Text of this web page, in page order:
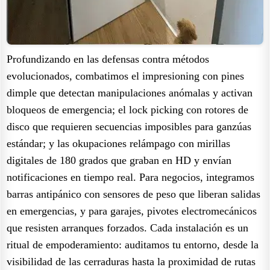
Profundizando en las defensas contra métodos
evolucionados, combatimos el impresioning con pines
dimple que detectan manipulaciones anómalas y activan
bloqueos de emergencia; el lock picking con rotores de
disco que requieren secuencias imposibles para ganzúas
estándar; y las okupaciones relámpago con mirillas
digitales de 180 grados que graban en HD y envían
notificaciones en tiempo real. Para negocios, integramos
barras antipánico con sensores de peso que liberan salidas
en emergencias, y para garajes, pivotes electromecánicos
que resisten arranques forzados. Cada instalación es un
ritual de empoderamiento: auditamos tu entorno, desde la
visibilidad de las cerraduras hasta la proximidad de rutas